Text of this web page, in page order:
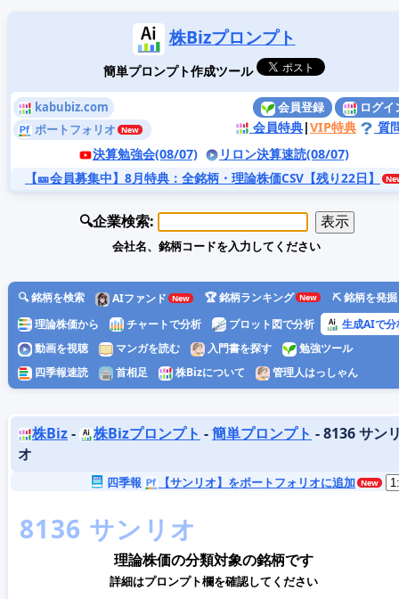
株Bizプロンプト
簡単プロンプト作成ツール
kabubiz.com
ポートフォリオ
会員登録 ログイ
会員特典|VIP特典
質
決算勉強会(08/07)
リロン決算速読(08/07)
【🎫会員募集中】8月特典 ：全銘柄・理論株価CSV【残り22日】
🔍企業検索:
会社名、銘柄コードを入力してください
🔍 銘柄を検索 AIファンド 🏆 銘柄ランキング
⛏️ 銘柄を発掘
理論株価から
チャートで分析 プロット図で分析
生成AIで分
動画を視聴
マンガを読む 入門書を探す
勉強ツール
四季報速読
首相足 株Bizについて 管理人はっしゃん
株Biz- 株Bizプロンプト -簡単プロンプト - 8136 サン
オ
四季報 【サンリオ】をポートフォリオに追加
理論株価の分類対象の銘柄です
詳細はプロンプト欄を確認してください